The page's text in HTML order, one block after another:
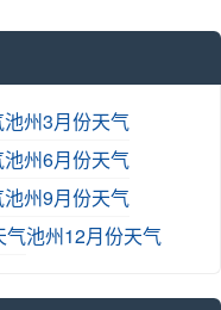
池州3月份天气
池州6月份天气
池州9月份天气
气池州12月份天气